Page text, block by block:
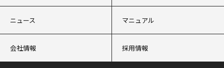
ニュース マニュアル
会社情報 採用情報